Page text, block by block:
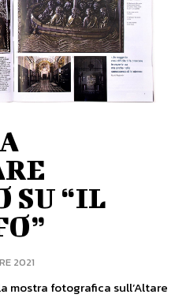
SU “IL
2021
mostra fotografica sull’Altare